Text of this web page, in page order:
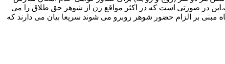
در صورتی است که در اکثر مواقع زن از شوهر حق طلاق را می
مبنی بر الزام حضور شوهر روبرو می شوند سریعا بیان می دارند که